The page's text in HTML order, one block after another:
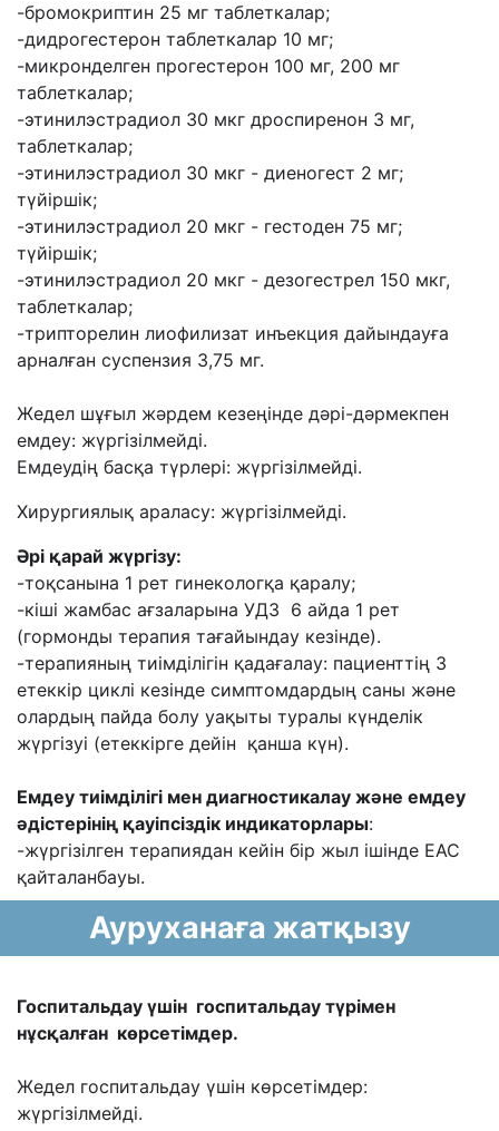
-бромокриптин 25 мг таблеткалар;
-дидрогестерон таблеткалар 10 мг;
-микронделген прогестерон 100 мг, 200 мг
таблеткалар;
-этинилэстрадиол 30 мкг дроспиренон 3 мг,
таблеткалар;
-этинилэстрадиол 30 мкг - диеногест 2 мг;
түйіршік;
-этинилэстрадиол 20 мкг - гестоден 75 мг;
түйіршік;
-этинилэстрадиол 20 мкг - дезогестрел 150 мкг,
таблеткалар;
-трипторелин лиофилизат инъекция дайындауға
арналған суспензия 3,75 мг.
Жедел шұғыл жәрдем кезеңінде дәрі-дәрмекпен
емдеу: жүргізілмейді.
Емдеудің басқа түрлері: жүргізілмейді.
Хирургиялық араласу: жүргізілмейді.
Әрі қарай жүргізу:
-тоқсанына 1 рет гинекологқа қаралу;
-кіші жамбас ағзаларына УДЗ 6 айда 1 рет
(гормонды терапия тағайындау кезінде).
-терапияның тиімділігін қадағалау: пациенттің 3
етеккір циклі кезінде симптомдардың саны және
олардың пайда болу уақыты туралы күнделік
жүргізуі (етеккірге дейін қанша күн).
Емдеу тиімділігі мен диагностикалау және емдеу
әдістерінің қауіпсіздік индикаторлары:
-жүргізілген терапиядан кейін бір жыл ішінде ЕАС
қайталанбауы.
Ауруханаға жатқызу
Госпитальдау үшін госпитальдау түрімен
нұсқалған көрсетімдер.
Жедел госпитальдау үшін көрсетімдер:
жүргізілмейді.